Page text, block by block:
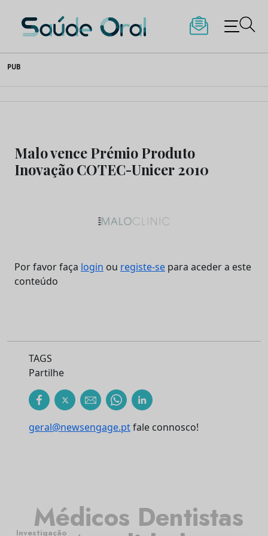
to
content
Saúde Oral
PUB
Malo vence Prémio Produto
Inovação COTEC-Unicer 2010
Por favor faça login ou registe-se para aceder a este
conteúdo
TAGS
Partilhe
geral@newsengage.ptfale connosco!
Médicos Dentistas
Investigação